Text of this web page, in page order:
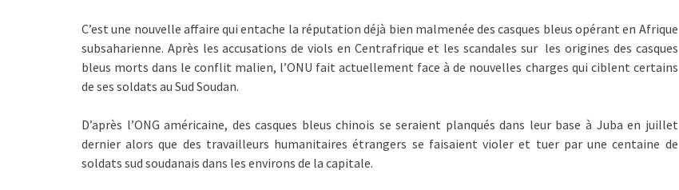
C’est une nouvelle affaire qui entache la réputation déjà bien malmenée des casques bleus opérant en Afrique
subsaharienne. Après les accusations de viols en Centrafrique et les scandales sur les origines des casques
bleus morts dans le conflit malien, l’ONU fait actuellement face à de nouvelles charges qui ciblent certains
de ses soldats au Sud Soudan.
D’après l’ONG américaine, des casques bleus chinois se seraient planqués dans leur base à Juba en juillet
dernier alors que des travailleurs humanitaires étrangers se faisaient violer et tuer par une centaine de
soldats sud soudanais dans les environs de la capitale.